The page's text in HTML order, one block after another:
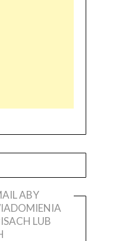
ABY
LUB